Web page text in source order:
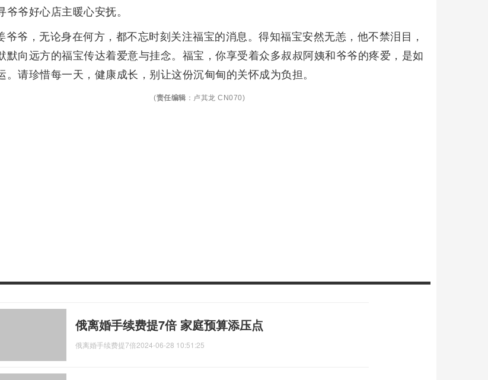
爷爷好心店主暖心安抚。
爷爷，无论身在何方，都不忘时刻关注福宝的消息。得知福宝安然无恙，他不禁泪目，
默向远方的福宝传达着爱意与挂念。福宝，你享受着众多叔叔阿姨和爷爷的疼爱，是如
。请珍惜每一天，健康成长，别让这份沉甸甸的关怀成为负担。
(责任编辑 ：卢其龙 CN070)
俄离婚手续费提7倍 家庭预算添压点
俄离婚手续费提7倍2024-06-28 10:51:25